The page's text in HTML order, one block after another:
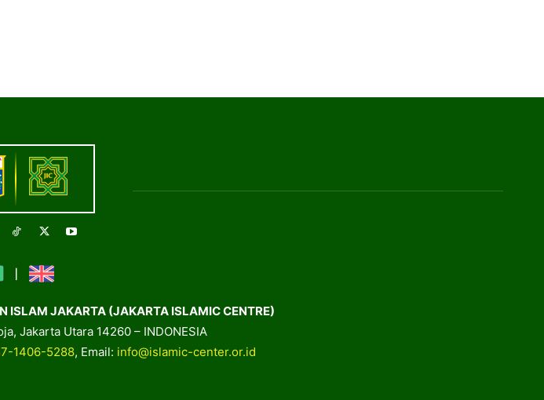
ISLAM JAKARTA (JAKARTA ISLAMIC CENTRE)
Jakarta Utara 14260 – INDONESIA
1406-5288, Email: info@islamic-center.or.id